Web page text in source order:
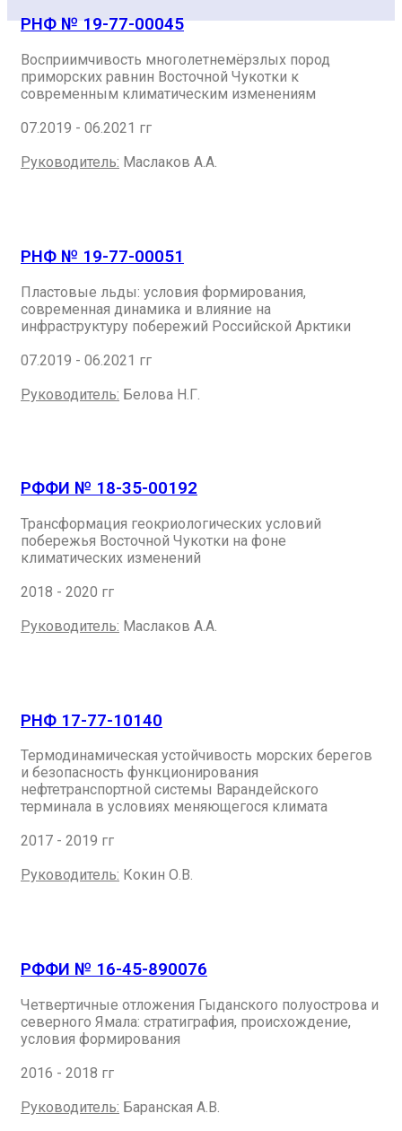
РНФ № 19-77-00045
Восприимчивость многолетнемёрзлых пород
приморских равнин Восточной Чукотки к
современным климатическим изменениям
07.2019 - 06.2021 гг
Руководитель: Маслаков А.А.
РНФ № 19-77-00051
Пластовые льды: условия формирования,
современная динамика и влияние на
инфраструктуру побережий Российской Арктики
07.2019 - 06.2021 гг
Руководитель: Белова Н.Г.
РФФИ № 18-35-00192
Трансформация геокриологических условий
побережья Восточной Чукотки на фоне
климатических изменений
2018 - 2020 гг
Руководитель: Маслаков А.А.
РНФ 17-77-10140
Термодинамическая устойчивость морских берегов
и безопасность функционирования
нефтетранспортной системы Варандейского
терминала в условиях меняющегося климата
2017 - 2019 гг
Руководитель: Кокин О.В.
РФФИ № 16-45-890076
Четвертичные отложения Гыданского полуострова и
северного Ямала: стратиграфия, происхождение,
условия формирования
2016 - 2018 гг
Руководитель: Баранская А.В.